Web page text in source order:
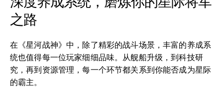
之路
在《星河战神》中，除了精彩的战斗场景，丰富的养成系
统也值得每一位玩家细细品味。从舰船升级，到科技研
究，再到资源管理，每一个环节都关系到你能否成为星际
的霸主。